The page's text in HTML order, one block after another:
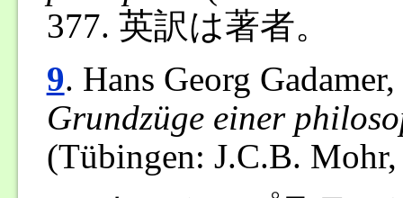
377. 英訳は著者。
9. Hans Georg Gadamer,
Grundzüge einer
(Tübingen: J.C.B.